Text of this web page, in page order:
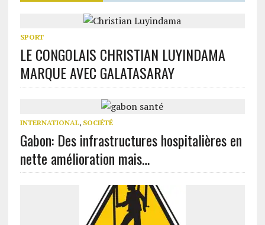
SPORT
LE CONGOLAIS CHRISTIAN LUYINDAMA
MARQUE AVEC GALATASARAY
INTERNATIONAL, SOCIÉTÉ
Gabon: Des infrastructures hospitalières en
nette amélioration mais…